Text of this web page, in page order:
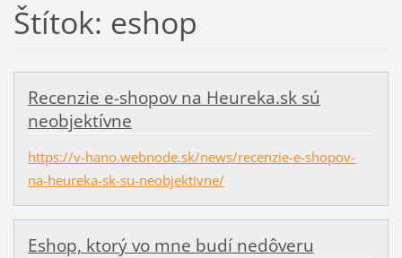
Štítok: eshop
Recenzie e-shopov na Heureka.sk sú
neobjektívne
https://v-hano.webnode.sk/news/recenzie-e-shopov-
na-heureka-sk-su-neobjektivne/
Eshop, ktorý vo mne budí nedôveru